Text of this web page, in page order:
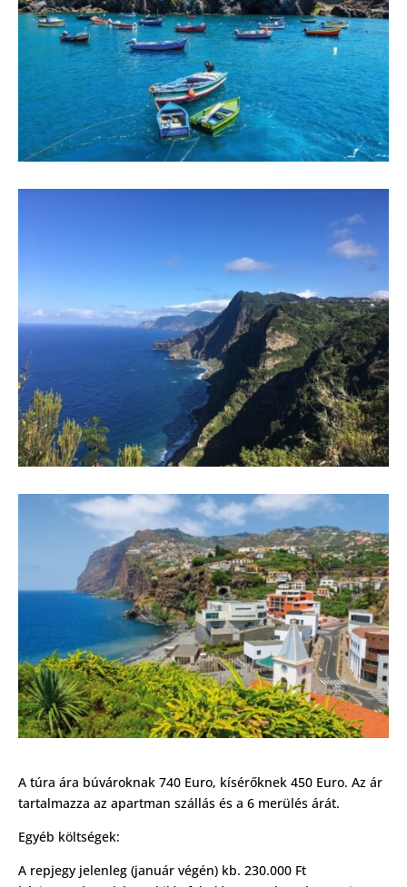
A túra ára búvároknak 740 Euro, kísérőknek 450 Euro. Az ár
tartalmazza az apartman szállás és a 6 merülés árát.
Egyéb költségek:
A repjegy jelenleg (január végén) kb. 230.000 Ft